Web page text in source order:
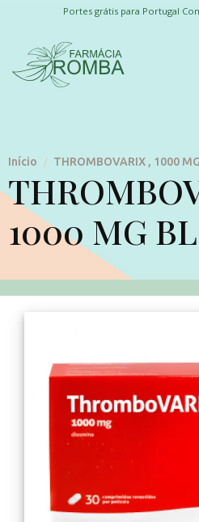
Portes grátis para Portugal
Início / THROMBOVARIX , 1000
1000 MG